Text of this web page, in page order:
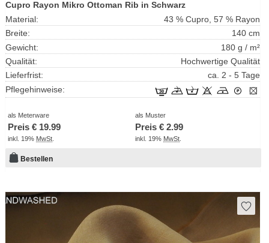
Cupro Rayon Mikro Ottoman Rib in Schwarz
Material:
43 % Cupro, 57 % Rayon
Breite:
140 cm
Gewicht:
180 g / m²
Qualität:
Hochwertige Qualität
Lieferfrist:
ca. 2 - 5 Tage
Pflegehinweise:
als Meterware
Preis € 19.99
inkl. 19% MwSt
als Muster
Preis €2.99
inkl. 19% MwSt
Bestellen